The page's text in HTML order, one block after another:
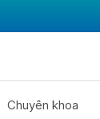
Chuyên khoa